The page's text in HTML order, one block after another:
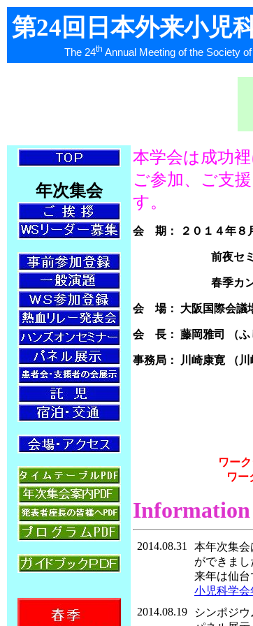
第24回日本外来小児
The 24th Annual Meeting of the Society
年次集会
本学会は成功
ご参加、ご支
す。
会 期： ２０１４年８
前夜セミナー
春季カンファレ
会 場： 大阪国際会議
会 長： 藤岡雅司 （ふ
事務局： 川崎康寛 （川
ワー
ワー
Information
2014.08.31
本年次集会
ができまし
来年は仙台
小児科学会
2014.08.19
シンポジ